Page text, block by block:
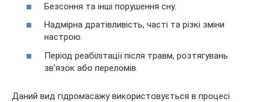
Безсоння та інші порушення сну.
Надмірна дратівливість, часті та різкі зміни
настрою.
Період реабілітації після травм, розтягувань
зв’язок або переломів.
Даний вид гідромасажу використовується в процесі